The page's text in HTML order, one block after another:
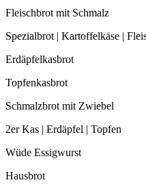
Fleischbrot mit Schmalz
Spezialbrot | Kartoffelkäse |
Erdäpfelkasbrot
Topfenkasbrot
Schmalzbrot mit Zwiebel
2er Kas | Erdäpfel | Topfen
Wüde Essigwurst
Hausbrot